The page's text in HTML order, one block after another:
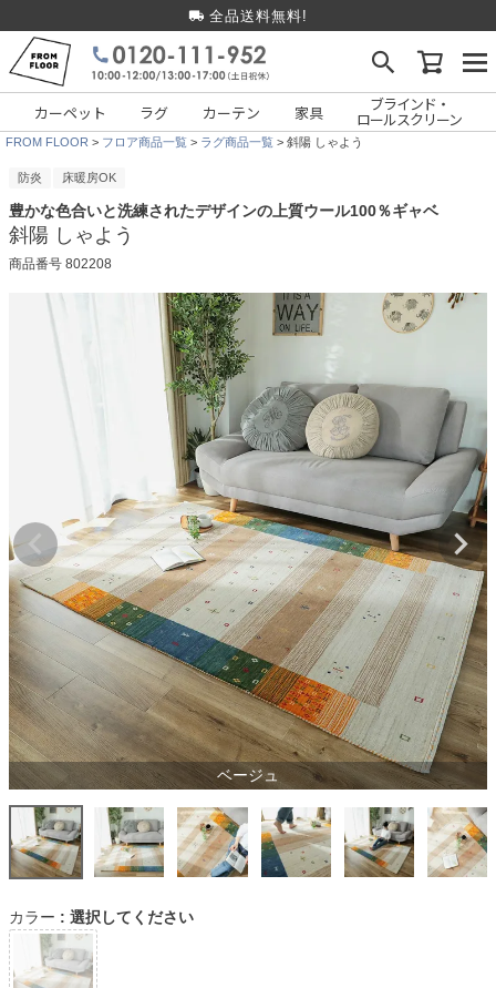
全品送料無料!
カーペット ラグ カーテン 家具 ブラインド・
ロールスクリーン
FROM FLOOR フロア商品一覧 ラグ商品一覧 斜陽 しゃよう
防炎 床暖房OK
豊かな色合いと洗練されたデザインの上質ウール100％ギャベ
斜陽 しゃよう
商品番号 802208
ベージュ
カラー 選択してください